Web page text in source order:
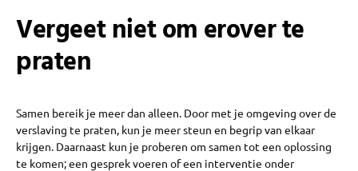
Vergeet niet om erover te
praten
Samen bereik je meer dan alleen. Door met je omgeving over de
verslaving te praten, kun je meer steun en begrip van elkaar
krijgen. Daarnaast kun je proberen om samen tot een oplossing
te komen; een gesprek voeren of een interventie onder